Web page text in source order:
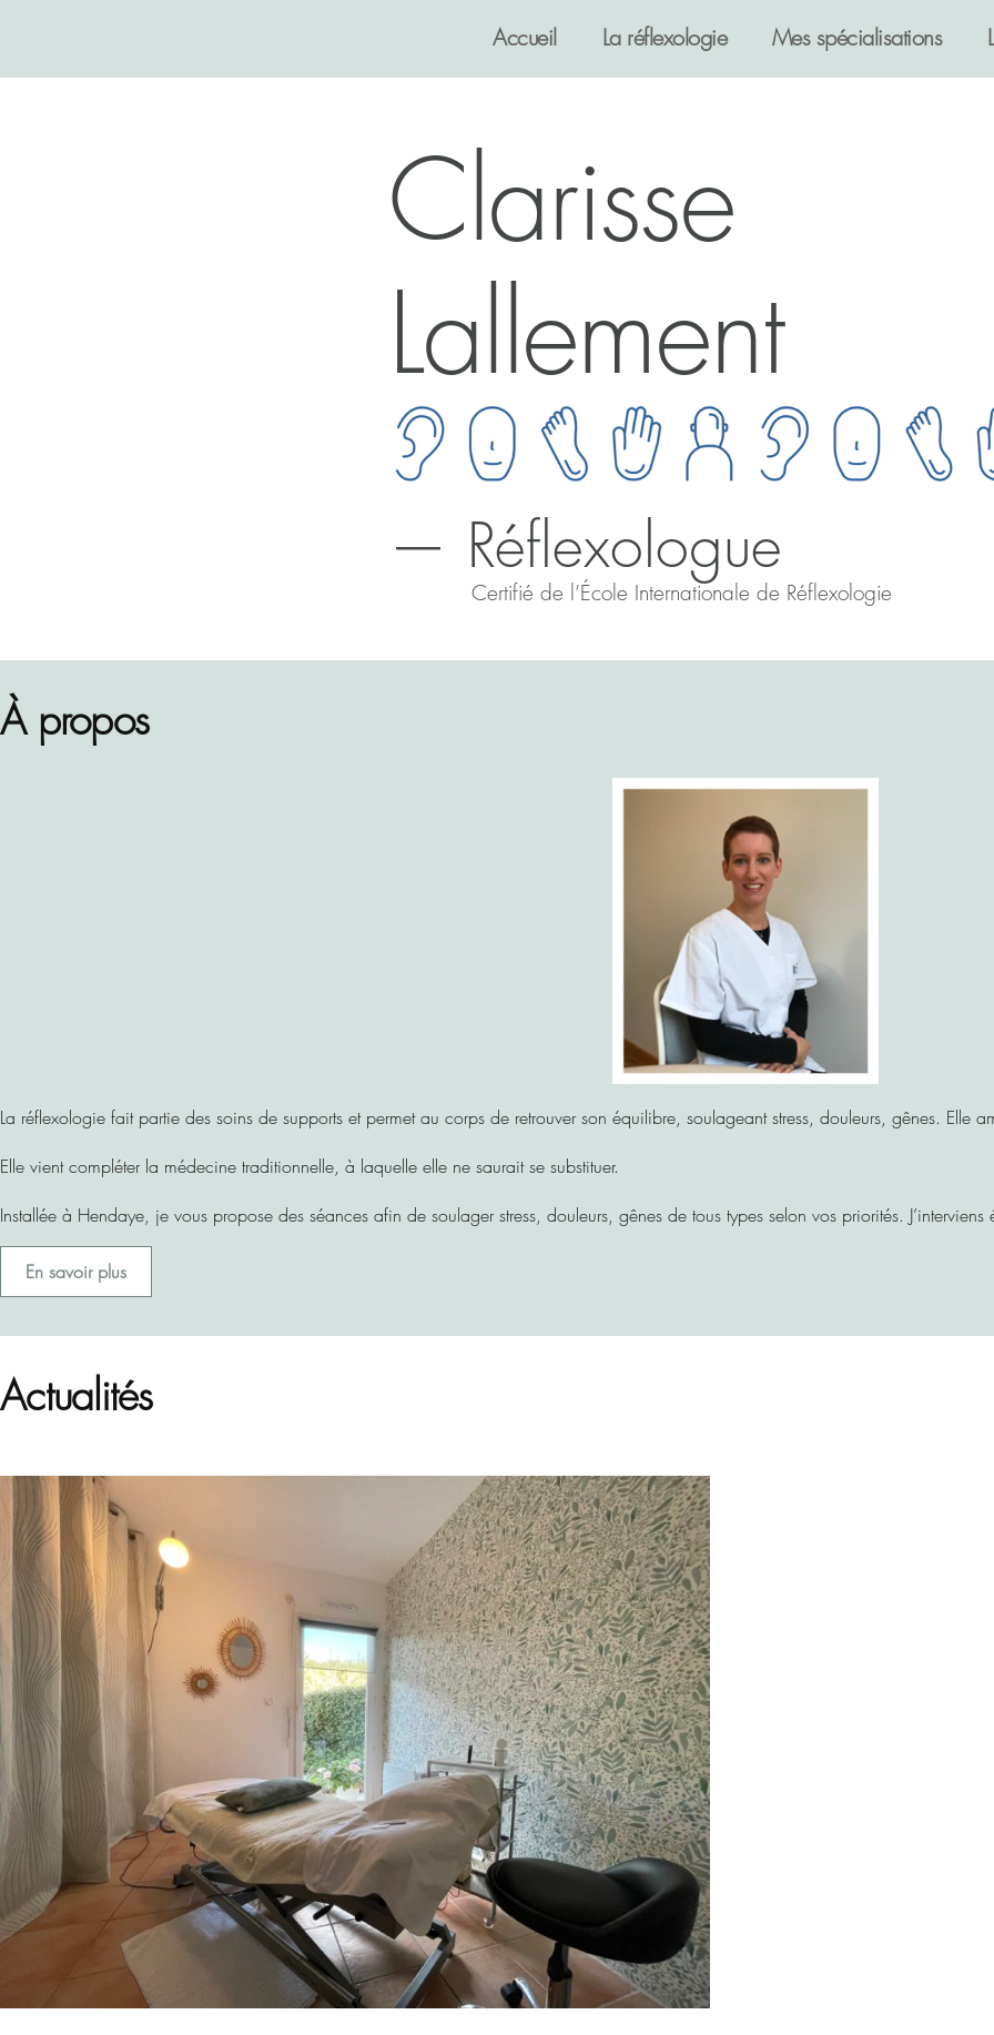
Accueil La réflexologie Mes spécialisations
Clarisse
Lallement
— Réflexologue
Certifié de l’École Internationale de Réflexologie
À propos
La réflexologie fait partie des soins de supports et permet au corps de retrouver son équilibre, soulageant stress, douleurs, gênes.
Elle vient compléter la médecine traditionnelle, à laquelle elle ne saurait se substituer.
Installée à Hendaye, je vous propose des séances afin de soulager stress, douleurs, gênes de tous types selon vos priorités.
En savoir plus
Actualités